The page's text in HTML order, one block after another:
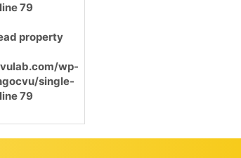
79
property
wp-
single-
79